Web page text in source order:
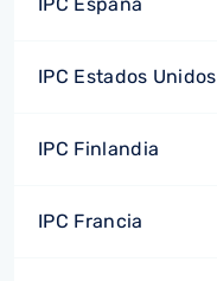
IPC Estados Unidos
IPC Finlandia
IPC Francia